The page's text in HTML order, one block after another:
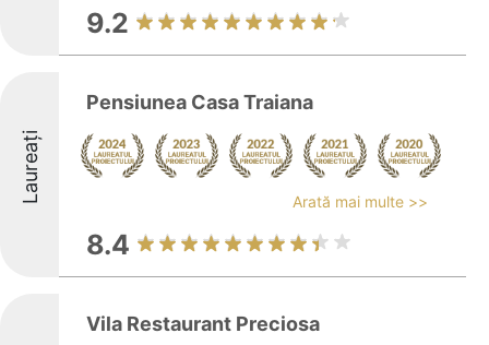
9.2
Laureați
Pensiunea Casa Traiana
Arată mai multe >>
8.4
Vila Restaurant Preciosa